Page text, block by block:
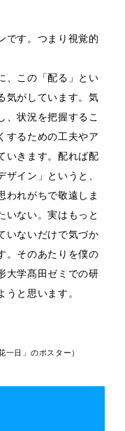
です。つまり視覚的
、この「配る」とい
気がしています。気
、状況を把握するこ
するための工夫やア
いきます。配れば配
イン」というと、
われがちで敬遠しま
いない。実はもっと
いないだけで気づか
。そのあたりを僕の
大学髙田ゼミでの研
と思います。
一日」のポスター）